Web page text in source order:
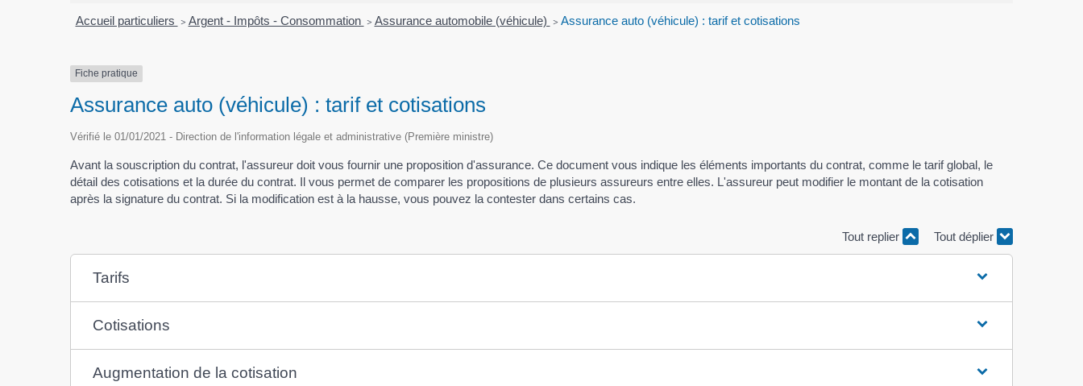
Accueil particuliers > Argent - Impôts - Consommation > Assurance automobile (véhicule) > Assurance auto (véhicule) : tarif et cotisations
Fiche pratique
Assurance auto (véhicule) : tarif et cotisations
Vérifié le 01/01/2021 - Direction de l'information légale et administrative (Première ministre)
Avant la souscription du contrat, l'assureur doit vous fournir une proposition d'assurance. Ce document vous indique les éléments importants du contrat, comme le tarif global, le
détail des cotisations et la durée du contrat. Il vous permet de comparer les propositions de plusieurs assureurs entre elles. L'assureur peut modifier le montant de la cotisation
après la signature du contrat. Si la modification est à la hausse, vous pouvez la contester dans certains cas.
Tout replier Tout déplier
Tarifs
Cotisations
Augmentation de la cotisation